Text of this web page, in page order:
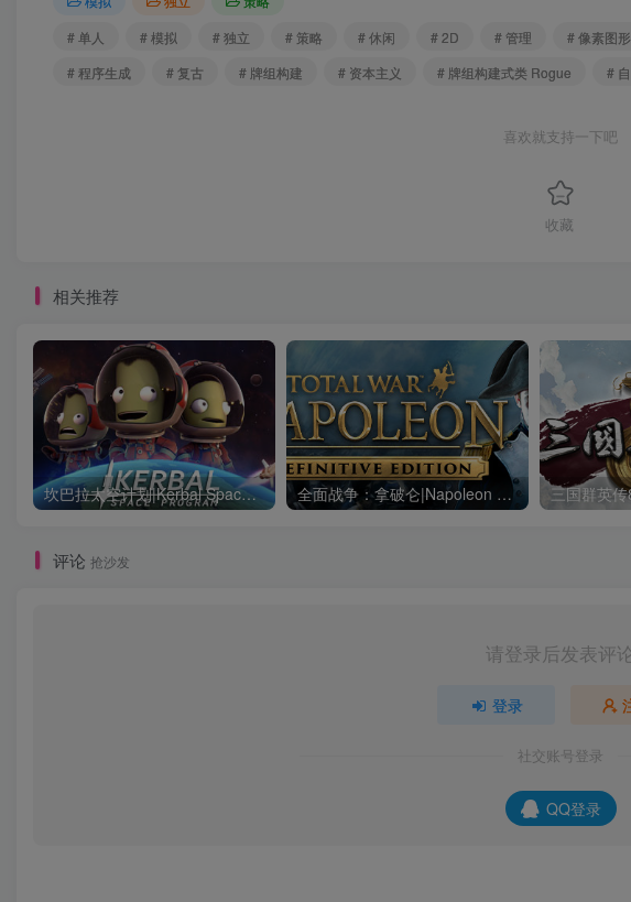
# 单人
# 模拟 # 独立 # 策略 # 休闲 # 2D # 管理 # 像素图形
# 程序生成
# 复古 # 牌组构建 # 资本主义 # 牌组构建式类 Rogue #
喜欢就支持一下吧
收藏
相关推荐
坎巴拉太空计划|Kerbal Space Program|1.12.5.3190|整合全DLC 全面战争：拿破仑|Napoleon Total War|1.3.0|整合全DLC
评论 抢沙发
请登录后发表评
登录
社交账号登录
QQ登录